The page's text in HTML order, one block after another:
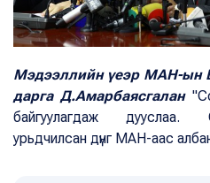
Мэдээллийн үеэр МАН-ын
дарга Д.Амарбаясгалан
байгуулагдаж дууслаа.
урьдчилсан дүнг МАН-аас